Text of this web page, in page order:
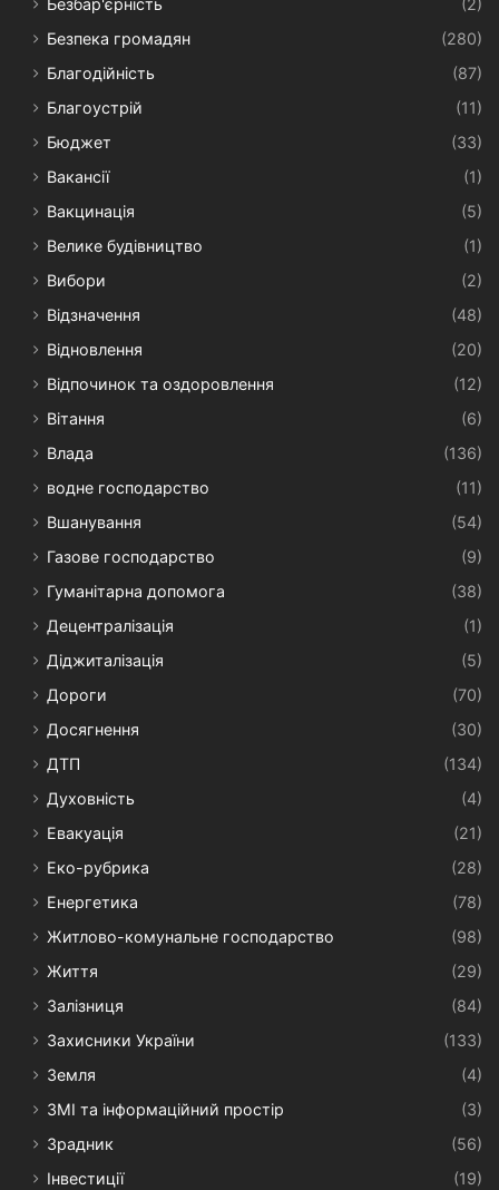
Безбар'єрність
(2)
Безпека громадян
(280)
Благодійність
(87)
Благоустрій
(11)
Бюджет
(33)
Вакансії
(1)
Вакцинація
(5)
Велике будівництво
(1)
Вибори
(2)
Відзначення
(48)
Відновлення
(20)
Відпочинок та оздоровлення
(12)
Вітання
(6)
Влада
(136)
водне господарство
(11)
Вшанування
(54)
Газове господарство
(9)
Гуманітарна допомога
(38)
Децентралізація
(1)
Діджиталізація
(5)
Дороги
(70)
Досягнення
(30)
ДТП
(134)
Духовність
(4)
Евакуація
(21)
Еко-рубрика
(28)
Енергетика
(78)
Житлово-комунальне господарство
(98)
Життя
(29)
Залізниця
(84)
Захисники України
(133)
Земля
(4)
ЗМІ та інформаційний простір
(3)
Зрадник
(56)
Інвестиції
(19)